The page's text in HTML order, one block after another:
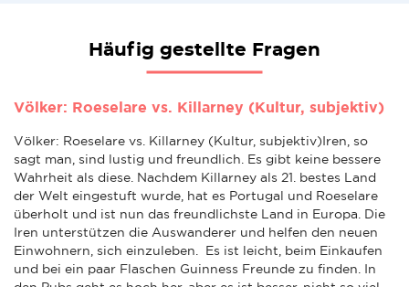
Häufig gestellte Fragen
Völker: Roeselare vs. Killarney (Kultur, subjektiv)
Völker: Roeselare vs. Killarney (Kultur, subjektiv)Iren, so
sagt man, sind lustig und freundlich. Es gibt keine bessere
Wahrheit als diese. Nachdem Killarney als 21. bestes Land
der Welt eingestuft wurde, hat es Portugal und Roeselare
überholt und ist nun das freundlichste Land in Europa. Die
Iren unterstützen die Auswanderer und helfen den neuen
Einwohnern, sich einzuleben. Es ist leicht, beim Einkaufen
und bei ein paar Flaschen Guinness Freunde zu finden. In